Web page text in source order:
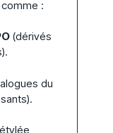
:
(dérivés
du